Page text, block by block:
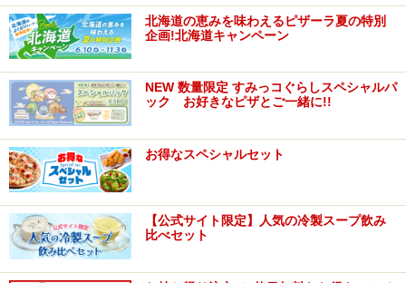
北海道の恵みを味わえるピザーラ夏の特別
企画!北海道キャンペーン
NEW 数量限定 すみっコぐらしスペシャルパ
ック お好きなピザとご一緒に!!
お得なスペシャルセット
【公式サイト限定】人気の冷製スープ飲み
比べセット